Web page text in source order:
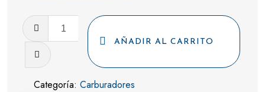
Carburador
IDF
cantidad
AÑADIR AL CARRITO
Categoría: Carburadores